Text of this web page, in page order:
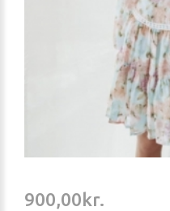
900,00kr.